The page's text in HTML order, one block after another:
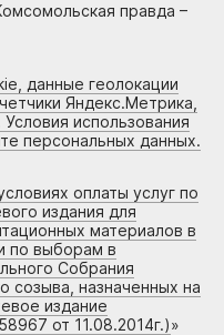
правда –
данные геолокации
Яндекс.Метрика,
использования
персональных данных.
оплаты услуг по
издания для
материалов в
по выборам в
Собрания
созыва, назначенных на
издание
от 11.08.2014г.)»